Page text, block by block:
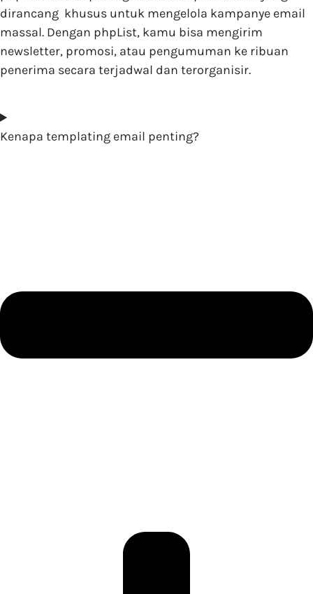
dirancang khusus untuk mengelola kampanye email
massal. Dengan phpList, kamu bisa mengirim
newsletter, promosi, atau pengumuman ke ribuan
penerima secara terjadwal dan terorganisir.
Kenapa templating email penting?